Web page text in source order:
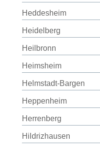
Heddesheim
Heidelberg
Heilbronn
Heimsheim
Helmstadt-Bargen
Heppenheim
Herrenberg
Hildrizhausen